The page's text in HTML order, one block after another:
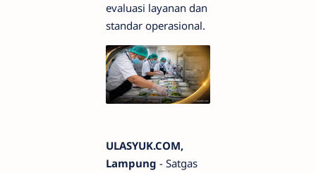
evaluasi layanan dan
standar operasional.
ULASYUK.COM,
Lampung - Satgas